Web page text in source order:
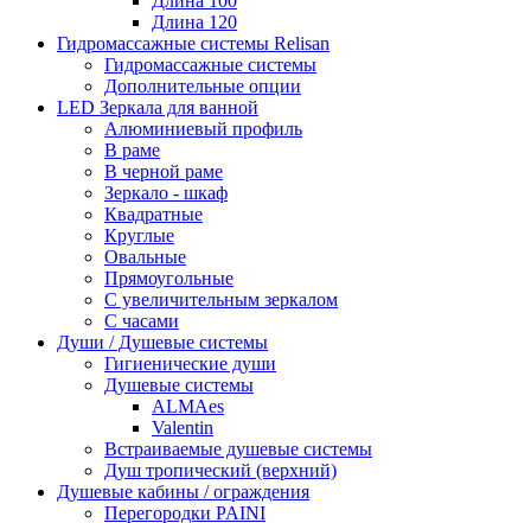
Длина 120
Гидромассажные системы Relisan
Гидромассажные системы
Дополнительные опции
LED Зеркала для ванной
Алюминиевый профиль
В раме
В черной раме
Зеркало - шкаф
Квадратные
Круглые
Овальные
Прямоугольные
С увеличительным зеркалом
С часами
Души / Душевые системы
Гигиенические души
Душевые системы
ALMAes
Valentin
Встраиваемые душевые системы
Душ тропический (верхний)
Душевые кабины / ограждения
Перегородки PAINI